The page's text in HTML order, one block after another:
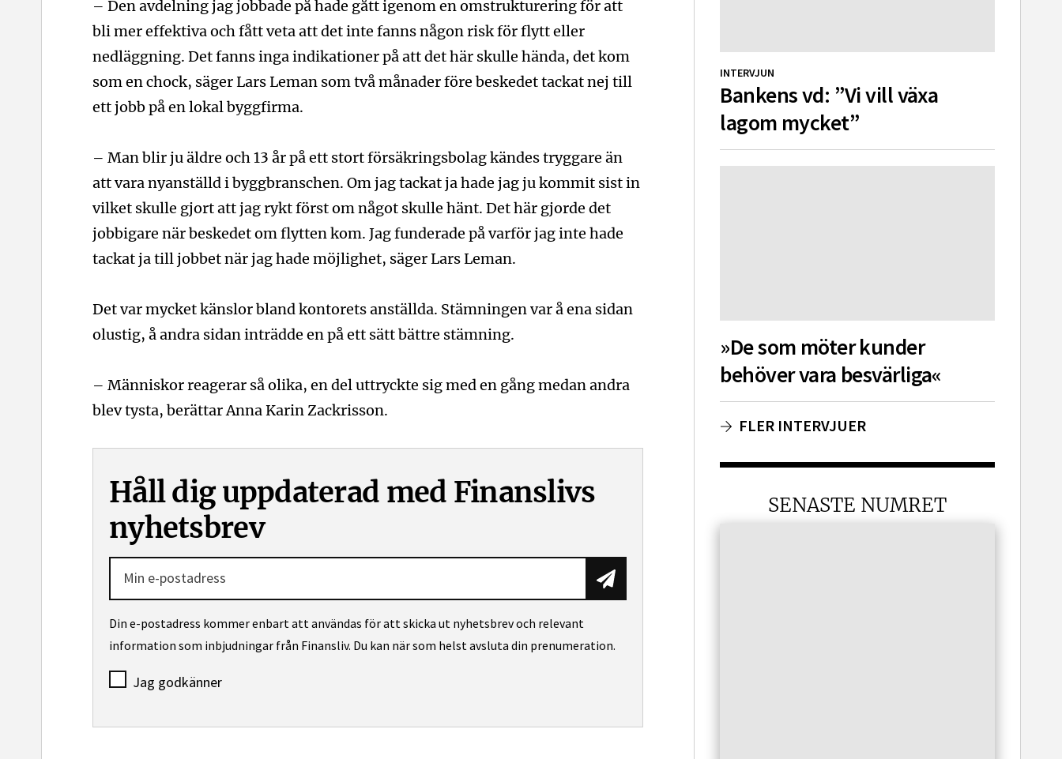
– Den avdelning jag jobbade på hade gått igenom en omstrukturering för att
bli mer effektiva och fått veta att det inte fanns någon risk för flytt eller
nedläggning. Det fanns inga indikationer på att det här skulle hända, det kom
som en chock, säger Lars Leman som två månader före beskedet tackat nej till
ett jobb på en lokal byggfirma.
– Man blir ju äldre och 13 år på ett stort försäkringsbolag kändes tryggare än
att vara nyanställd i byggbranschen. Om jag tackat ja hade jag ju kommit sist in
vilket skulle gjort att jag rykt först om något skulle hänt. Det här gjorde det
jobbigare när beskedet om flytten kom. Jag funderade på varför jag inte hade
tackat ja till jobbet när jag hade möjlighet, säger Lars Leman.
Det var mycket känslor bland kontorets anställda. Stämningen var å ena sidan
olustig, å andra sidan inträdde en på ett sätt bättre stämning.
– Människor reagerar så olika, en del uttryckte sig med en gång medan andra
blev tysta, berättar Anna Karin Zackrisson.
Håll dig uppdaterad med Finanslivs
nyhetsbrev
Prenumerera
Din e-postadress kommer enbart att användas för att skicka ut nyhetsbrev och relevant
information som inbjudningar från Finansliv. Du kan när som helst avsluta din prenumeration.
Jag godkänner
INTERVJUN
Bankens vd: ”Vi vill växa
lagom mycket”
»De som möter kunder
behöver vara besvärliga«
FLER INTERVJUER
SENASTE NUMRET